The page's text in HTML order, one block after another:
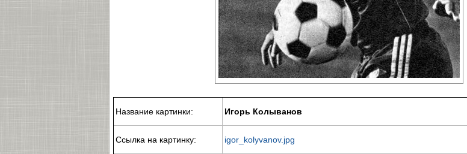
Название картинки: Игорь Колыванов
Ссылка на картинку: igor_kolyvanov.jpg